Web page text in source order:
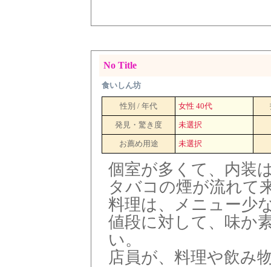
No Title
食いしん坊
性別 / 年代 女性 40代
発見・驚き度 未選択
お薦め用途 未選択
個室が多くて、内装
タバコの煙が流れて
料理は、メニュー少
値段に対して、味か
い。
店員が、料理や飲み